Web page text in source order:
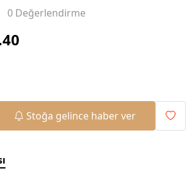
0 Değerlendirme
Stoğa gelince haber ver